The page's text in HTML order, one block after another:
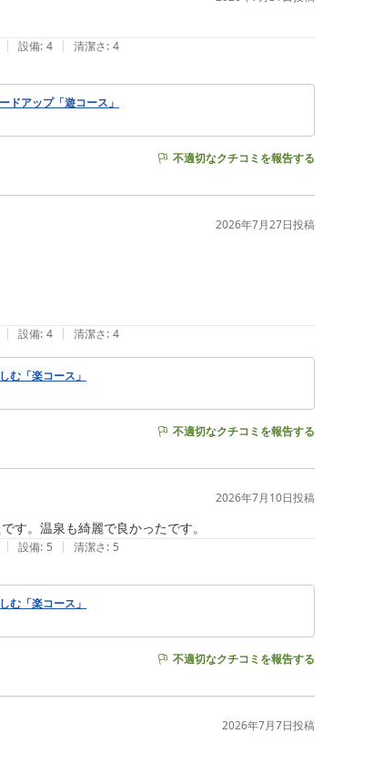
| 設備: 4 | 清潔さ: 4
ドアップ「遊コース」
不適切なクチコミを報告する
2026年7月27日投稿
| 設備: 4 | 清潔さ: 4
む「楽コース」
不適切なクチコミを報告する
2026年7月10日投稿
| 設備: 5 | 清潔さ: 5
む「楽コース」
不適切なクチコミを報告する
2026年7月7日投稿